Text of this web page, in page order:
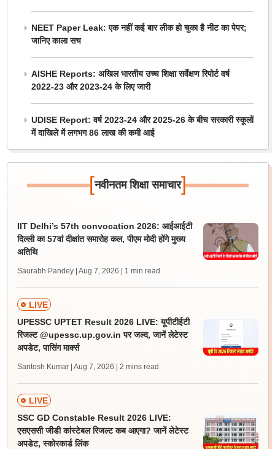
NEET Paper Leak: एक नहीं कई बार लीक हो चुका है नीट का पेपर;
जानिए काला सच
AISHE Reports: अखिल भारतीय उच्च शिक्षा सर्वेक्षण रिपोर्ट वर्ष
2022-23 और 2023-24 के लिए जारी
UDISE Report: वर्ष 2023-24 और 2025-26 के बीच सरकारी स्कूलों
में दाखिले में लगभग 86 लाख की कमी आई
[नवीनतम शिक्षा समाचार]
IIT Delhi’s 57th convocation 2026: आईआईटी
दिल्ली का 57वां दीक्षांत समारोह कल, पीएम मोदी होंगे मुख्य
अतिथि
Saurabh Pandey | Aug 7, 2026 | 1 min read
LIVE
UPESSC UPTET Result 2026 LIVE: यूपीटीईटी
रिजल्ट @upessc.up.gov.in पर जल्द, जानें लेटेस्ट
अपडेट, पासिंग मार्क्स
Santosh Kumar | Aug 7, 2026 | 2 mins read
LIVE
SSC GD Constable Result 2026 LIVE:
एसएससी जीडी कांस्टेबल रिजल्ट कब आएगा? जानें लेटेस्ट
अपडेट, स्कोरकार्ड लिंक